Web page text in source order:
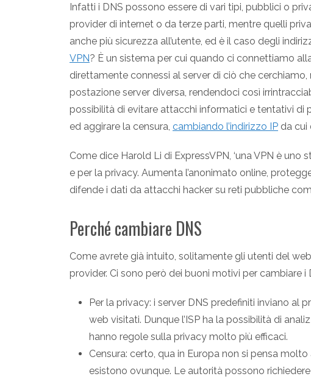
Infatti i DNS possono essere di vari tipi, pubblici o
provider di internet o da terze parti, mentre quelli
anche più sicurezza all’utente, ed è il caso degli
VPN? È un sistema per cui quando ci connettiamo
direttamente connessi al server di ciò che
postazione server diversa, rendendoci così
possibilità di evitare attacchi informatici e tentativi di
ed aggirare la censura, cambiando l’indirizzo IP da cui
Come dice Harold Li di ExpressVPN, ‘una VPN è
e per la privacy. Aumenta l’anonimato online,
difende i dati da attacchi hacker su reti pubbliche
Perché cambiare DNS
Come avrete già intuito, solitamente gli utenti del
provider. Ci sono però dei buoni motivi per cambiare
Per la privacy: i server DNS predefiniti inviano al
web visitati. Dunque l’ISP ha la possibilità di
hanno regole sulla privacy molto più efficaci.
Censura: certo, qua in Europa non si pensa
esistono ovunque. Le autorità possono